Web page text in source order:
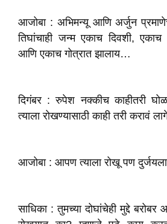
आजोबा : अभिमन्यू आणि अर्जुन
तिघांचाही जन्म एकाच दिवशी, एकाच
आणि एकाच गोत्रात झालाय…
दिगंबर : रुपेश नक्कीच काहीतरी
त्याला रोखण्यासाठी काही तरी करावं
आजोबा : आपण त्याला रोखू पण
साधिका : तुमच्या दोघांचेही मुद्दे